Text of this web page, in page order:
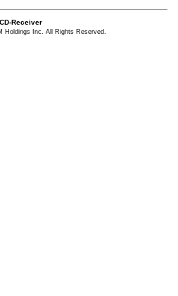
CD-Receiver
Holdings Inc. All Rights Reserved.